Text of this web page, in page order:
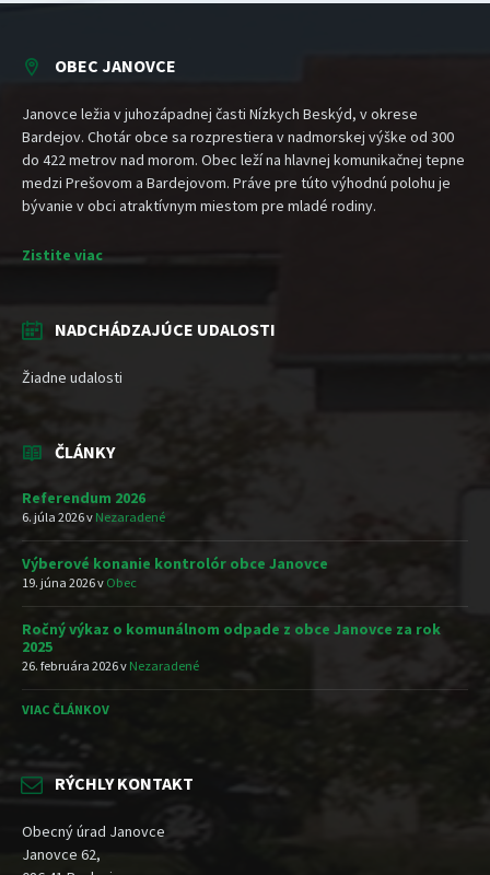
OBEC JANOVCE
Janovce ležia v juhozápadnej časti Nízkych Beskýd, v okrese
Bardejov. Chotár obce sa rozprestiera v nadmorskej výške od 300
do 422 metrov nad morom. Obec leží na hlavnej komunikačnej tepne
medzi Prešovom a Bardejovom. Práve pre túto výhodnú polohu je
bývanie v obci atraktívnym miestom pre mladé rodiny.
Zistite viac
NADCHÁDZAJÚCE UDALOSTI
Žiadne udalosti
ČLÁNKY
Referendum 2026
6. júla 2026v Nezaradené
Výberové konanie kontrolór obce Janovce
19. júna 2026v Obec
Ročný výkaz o komunálnom odpade z obce Janovce za rok
2025
26. februára 2026v Nezaradené
VIAC ČLÁNKOV
RÝCHLY KONTAKT
Obecný úrad Janovce
Janovce 62,